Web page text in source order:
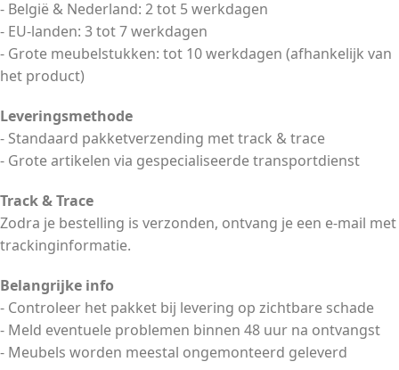
- België & Nederland: 2 tot 5 werkdagen
- EU-landen: 3 tot 7 werkdagen
- Grote meubelstukken: tot 10 werkdagen (afhankelijk van
het product)
Leveringsmethode
- Standaard pakketverzending met track & trace
- Grote artikelen via gespecialiseerde transportdienst
Track & Trace
Zodra je bestelling is verzonden, ontvang je een e-mail met
trackinginformatie.
Belangrijke info
- Controleer het pakket bij levering op zichtbare schade
- Meld eventuele problemen binnen 48 uur na ontvangst
- Meubels worden meestal ongemonteerd geleverd